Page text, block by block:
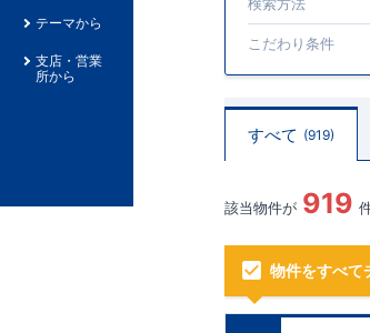
テーマから
支店・営業
所から
こだわり条件
すべて 919
該当物件が 919
物件をすべて